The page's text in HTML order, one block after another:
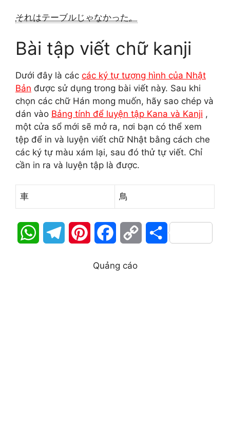
それはテーブルじゃなかった。
Bài tập viết chữ kanji
Dưới đây là các các ký tự tượng hình của Nhật
Bản được sử dụng trong bài viết này. Sau khi
chọn các chữ Hán mong muốn, hãy sao chép và
dán vào Bảng tính để luyện tập Kana và Kanji ,
một cửa sổ mới sẽ mở ra, nơi bạn có thể xem
tệp để in và luyện viết chữ Nhật bằng cách che
các ký tự màu xám lại, sau đó thử tự viết. Chỉ
cần in ra và luyện tập là được.
車 鳥
W S
Quảng cáo